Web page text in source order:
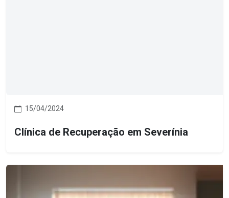
15/04/2024
Clínica de Recuperação em Severínia